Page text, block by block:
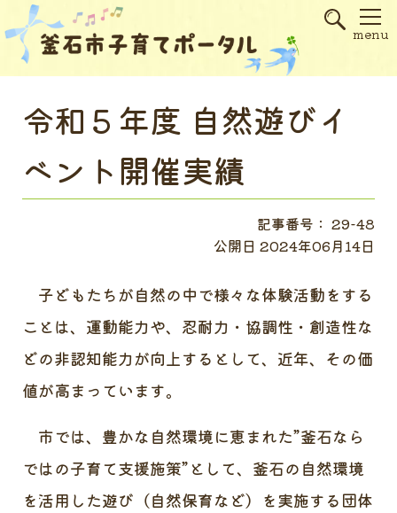
menu
令和５年度 自然遊びイ
ベント開催実績
記事番号： 29-48
公開日 2024年06月14日
子どもたちが自然の中で様々な体験活動をする
ことは、運動能力や、忍耐力・協調性・創造性な
どの非認知能力が向上するとして、近年、その価
値が高まっています。
市では、豊かな自然環境に恵まれた”釜石なら
ではの子育て支援施策”として、釜石の自然環境
を活用した遊び（自然保育など）を実施する団体